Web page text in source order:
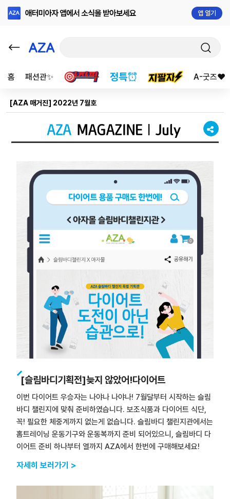
앱 열기
홈 패션관✨ A-굿즈❤️
[AZA 매거진] 2022년 7월호
[슬림바디기획전]늦지 않았어!다이어트
이번 다이어트 우승자는 나야나 나야나! 7월달부터 시작하는 슬림
바디 챌린지에 맞춰 준비하였습니다. 보조식품과 다이어트 식단,
꼭! 필요한 체중계까지 없는게 없습니다. 슬림바디 챌린지관에서는
홈트레이닝 운동기구와 운동복까지 준비 되어있으니, 슬림바디 다
이어트 준비 하나부터 열까지 AZA에서 한번에 구매해보세요!
자세히 보러가기 >